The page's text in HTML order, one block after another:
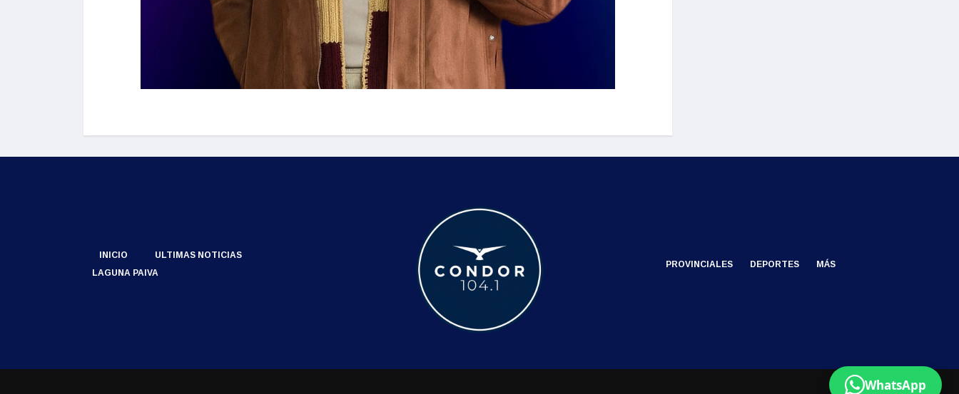
WhatsApp
INICIO
ULTIMAS NOTICIAS
LAGUNA PAIVA
PROVINCIALES DEPORTES MÁS